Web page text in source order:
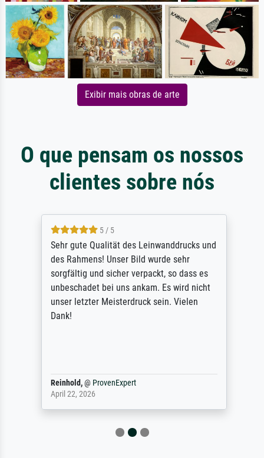
Exibir mais obras de arte
O que pensam os nossos
clientes sobre nós
5 / 5
Sehr gute Qualität des Leinwanddrucks und
des Rahmens! Unser Bild wurde sehr
sorgfältig und sicher verpackt, so dass es
unbeschadet bei uns ankam. Es wird nicht
unser letzter Meisterdruck sein. Vielen
Dank!
Reinhold,@ ProvenExpert
April 22, 2026